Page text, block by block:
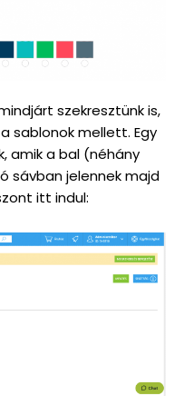
szekresztünk is,
sablonok mellett. Egy
amik a bal (néhány
sávban jelennek majd
itt indul: